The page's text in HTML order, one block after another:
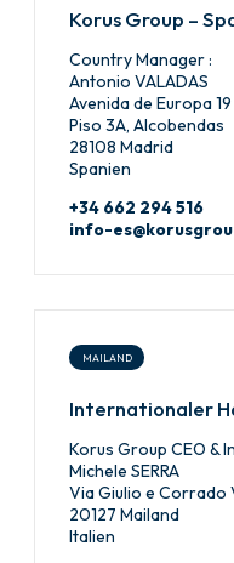
Korus Group –
Country Manager :
Antonio VALADAS
Avenida de Europa 19
Piso 3A, Alcobendas
28108 Madrid
Spanien
+34 662 294 516
info-
MAILAND
Internationaler
Korus Group CEO &
Michele SERRA
Via Giulio e Corrado
20127 Mailand
Italien